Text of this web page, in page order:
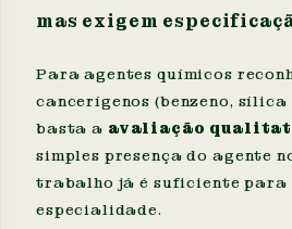
mas exigem
Para agentes químicos
cancerígenos (benzeno,
basta a avaliação
simples presença do agente
trabalho já é suficiente
especialidade.